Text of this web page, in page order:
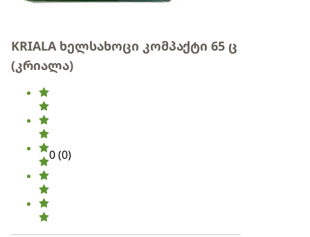
KRIALA ხელსახოცი კომპაქტი 65 ც
(კრიალა)
0(0)